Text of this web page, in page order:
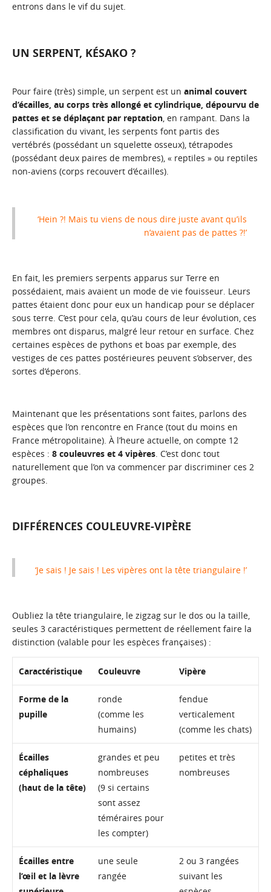
entrons dans le vif du sujet.
UN SERPENT, KÉSAKO ?
Pour faire (très) simple, un serpent est un animal couvert
d’écailles, au corps très allongé et cylindrique, dépourvu de
pattes et se déplaçant par reptation , en rampant. Dans la
classification du vivant, les serpents font partis des
vertébrés (possédant un squelette osseux), tétrapodes
(possédant deux paires de membres), « reptiles » ou reptiles
non-aviens (corps recouvert d’écailles).
‘Hein ?! Mais tu viens de nous dire juste avant qu’ils
n’avaient pas de pattes ?!’
En fait, les premiers serpents apparus sur Terre en
possédaient, mais avaient un mode de vie fouisseur. Leurs
pattes étaient donc pour eux un handicap pour se déplacer
sous terre. C’est pour cela, qu’au cours de leur évolution, ces
membres ont disparus, malgré leur retour en surface. Chez
certaines espèces de pythons et boas par exemple, des
vestiges de ces pattes postérieures peuvent s’observer, des
sortes d’éperons.
Maintenant que les présentations sont faites, parlons des
espèces que l’on rencontre en France (tout du moins en
France métropolitaine). À l’heure actuelle, on compte 12
espèces : 8 couleuvres et 4 vipères . C’est donc tout
naturellement que l’on va commencer par discriminer ces 2
groupes.
DIFFÉRENCES COULEUVRE-VIPÈRE
‘Je sais ! Je sais ! Les vipères ont la tête triangulaire !’
Oubliez la tête triangulaire, le zigzag sur le dos ou la taille,
seules 3 caractéristiques permettent de réellement faire la
distinction (valable pour les espèces françaises) :
Caractéristique Couleuvre Vipère
Forme de la
pupille
ronde
(comme les
humains)
fendue
verticalement
(comme les chats)
Écailles
céphaliques
(haut de la tête)
grandes et peu
nombreuses
(9 si certains
sont assez
téméraires pour
les compter)
petites et très
nombreuses
Écailles entre
l’œil et la lèvre
une seule
rangée
2 ou 3 rangées
suivant les